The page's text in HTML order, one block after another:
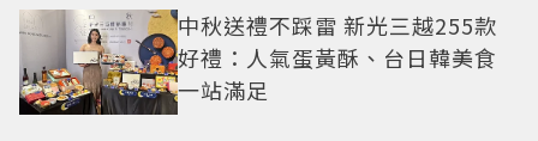
中秋送禮不踩雷 新光三越255款
好禮：人氣蛋黃酥、台日韓美食
一站滿足